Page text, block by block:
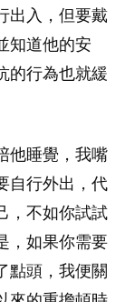
出入，但要戴
知道他的安
的行為也就緩
他睡覺，我嘴
自行外出，代
，不如你試試
，如果你需要
點頭，我便關